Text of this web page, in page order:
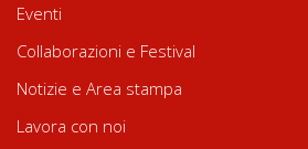
Eventi
Collaborazioni e Festival
Notizie e Area stampa
Lavora con noi